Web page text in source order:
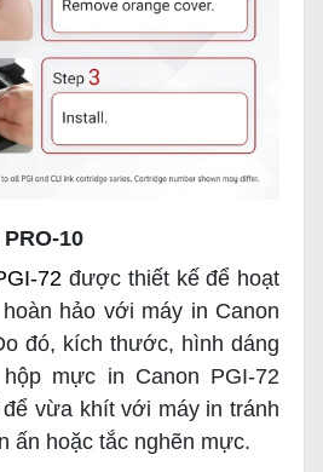
10
72 được thiết kế để hoạt
hảo với máy in Canon
đó, kích thước, hình dáng
mực in Canon PGI-72
vừa khít với máy in tránh
ấn hoặc tắc nghẽn mực.